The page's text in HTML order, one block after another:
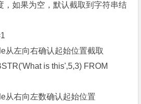
，如果为空，默认截取到字符串结
从左向右确认起始位置截取
is this',5,3) FROM
从右向左数确认起始位置